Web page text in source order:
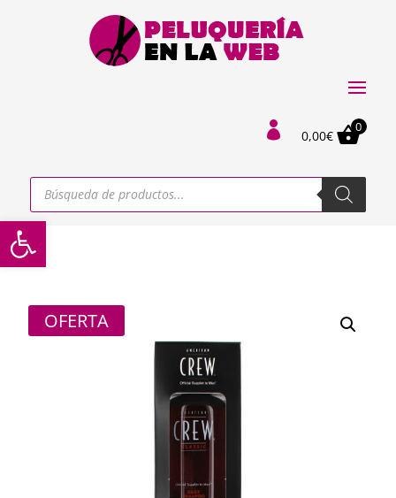
Abrir barra de herramientas
 0,00€
0
Búsqueda
productos
OFERTA